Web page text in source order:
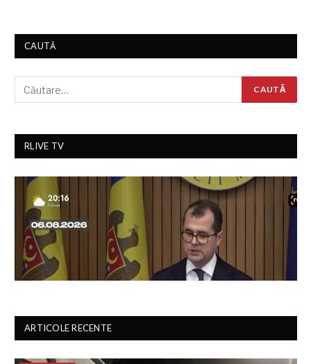
CAUTĂ
RLIVE TV
ARTICOLE RECENTE